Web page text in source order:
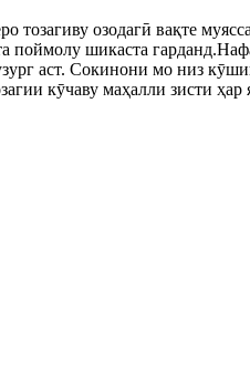
тозагиву озодагӣ вақте
поймолу шикаста
аст. Сокинони мо низ
кӯчаву маҳалли зисти ҳар